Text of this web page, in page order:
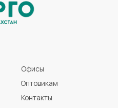
Политика конфиденциальности